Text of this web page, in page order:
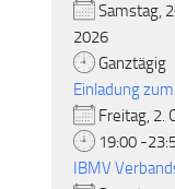
Samstag,
2026
Ganztägig
Einladung
Freitag, 2.
19:00 -
IBMV